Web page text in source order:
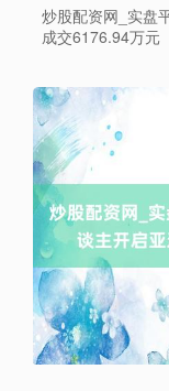
炒股配资网_实盘
成交6176.94万元
上证综指